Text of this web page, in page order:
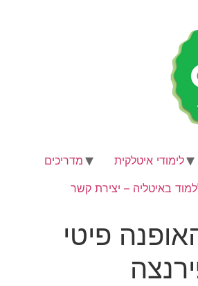
לימודי איטלקית
מדריכים
באיטליה – יצירת קשר
פיטי